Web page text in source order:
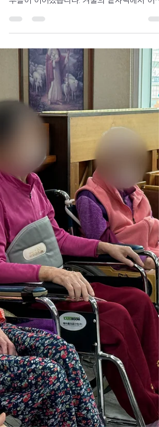
준비하는 2월의 순간을 담
가운 바람 사이로 조금씩 봄의 기운이 스며들
시작한 2월, 선진요양원에는 여전히 따뜻한 하
루들이 이어졌습니다. 겨울의 끝자락에서 어르
신들과 함께한 일상은 소소하지만 정겹고, 익
한 순간 속에서도 편안한 웃음이 자연스럽게
어났습니다. 서로의 안부를 나누고 함께 시간
보내며 쌓아가는 하루하루가, 이곳에서는 무엇
보다 소중한 기록으로 남고 있습니다. 특별하
않아 더 의미 있는 일상들이 모여, 2월의 이야
를 차분히 채워갔습니다. 이번 소식지에는 계
의 변화를 느끼며 어르신들과 함께한 따뜻한
간들을 담았습니다. 이 기록이 보호자님께도
잔한 온기로 전해지기를 바랍니다.